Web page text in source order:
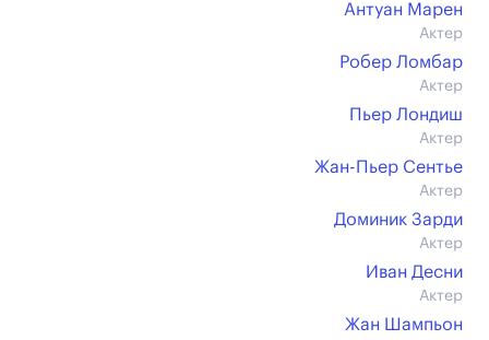
Антуан Марен
Актер
Робер Ломбар
Актер
Пьер Лондиш
Актер
Жан-Пьер Сентье
Актер
Доминик Зарди
Актер
Иван Десни
Актер
Жан Шампьон